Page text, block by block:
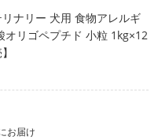
ナリー 犬用 食物アレルギ
オリゴペプチド 小粒 1kg×12
お届け